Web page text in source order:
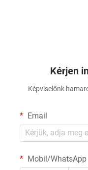
Kérjen
Képviselőnk
Email
Mobil/WhatsApp